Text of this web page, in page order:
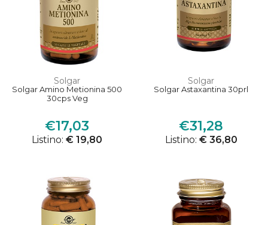
Solgar
Solgar Amino Metionina 500
30cps Veg
€17,03
Listino: € 19,80
Solgar
Solgar Astaxantina 30prl
€31,28
Listino: € 36,80